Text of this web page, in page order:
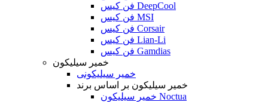
فن کیس DeepCool
فن کیس MSI
فن کیس Corsair
فن کیس Lian-Li
فن کیس Gamdias
خمیر سیلیکون
خمیر سیلیکونی
خمیر سیلیکون بر اساس برند
خمیر سیلیکون Noctua